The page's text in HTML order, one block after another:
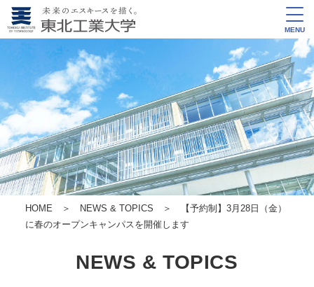
MENU
HOME ＞ NEWS & TOPICS ＞ 【予約制】3月28日（金）
に春のオープンキャンパスを開催します
NEWS & TOPICS